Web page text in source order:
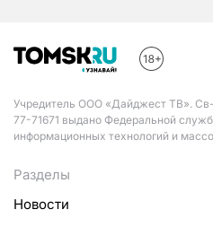
Учредитель ООО «Дайджест ТВ».
77-71671 выдано Федеральной
информационных технологий и
Разделы
Новости